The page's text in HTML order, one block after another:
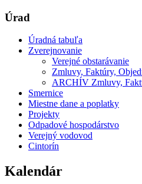
Úrad
Úradná tabuľa
Zverejnovanie
Verejné obstarávanie
Zmluvy, Faktúry,
ARCHÍV Zmluvy,
Smernice
Miestne dane a poplatky
Projekty
Odpadové hospodárstvo
Verejný vodovod
Cintorín
Kalendár